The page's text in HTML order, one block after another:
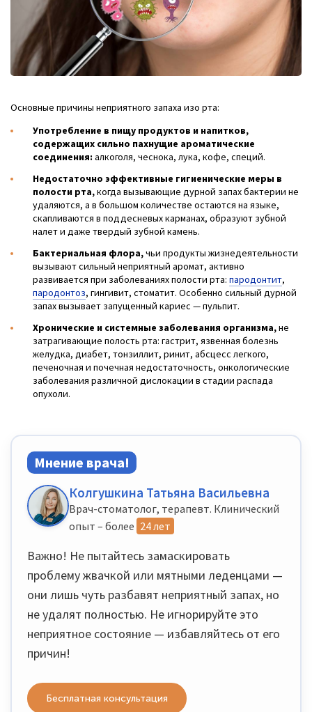
Основные причины неприятного запаха изо рта:
Употребление в пищу продуктов и напитков,
содержащих сильно пахнущие ароматические
соединения: алкоголя, чеснока, лука, кофе, специй.
Недостаточно эффективные гигиенические меры в
полости рта,когда вызывающие дурной запах бактерии не
удаляются, а в большом количестве остаются на языке,
скапливаются в поддесневых карманах, образуют зубной
налет и даже твердый зубной камень.
Бактериальная флора,чьи продукты жизнедеятельности
вызывают сильный неприятный аромат, активно
развивается при заболеваниях полости рта: пародонтит,
пародонтоз, гингивит, стоматит. Особенно сильный дурной
запах вызывает запущенный кариес — пульпит.
Хронические и системные заболевания организма,не
затрагивающие полость рта: гастрит, язвенная болезнь
желудка, диабет, тонзиллит, ринит, абсцесс легкого,
печеночная и почечная недостаточность, онкологические
заболевания различной дислокации в стадии распада
опухоли.
Мнение врача!
Колгушкина Татьяна Васильевна
Врач-стоматолог, терапевт. Клинический
опыт – более 24 лет
Важно! Не пытайтесь замаскировать
проблему жвачкой или мятными леденцами —
они лишь чуть разбавят неприятный запах, но
не удалят полностью. Не игнорируйте это
неприятное состояние — избавляйтесь от его
причин!
Бесплатная консультация